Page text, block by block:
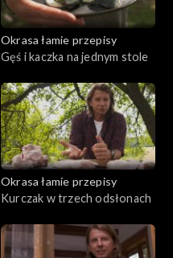
Okrasa łamie przepisy
Gęś i kaczka na jednym stole
Okrasa łamie przepisy
Kurczak w trzech odsłonach